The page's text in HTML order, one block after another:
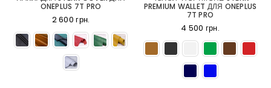
ONEPLUS 7T PRO
2 600 грн.
PREMIUM WALLET ДЛЯ ONEPLUS
7T PRO
4 500 грн.